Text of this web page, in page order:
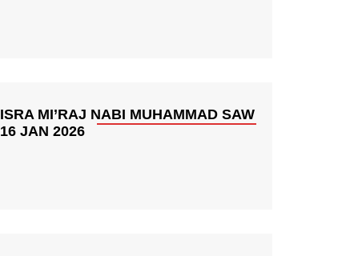
ISRA MI’RAJ NABI MUHAMMAD SAW
16 JAN 2026